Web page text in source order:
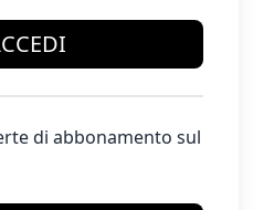
di abbonamento sul